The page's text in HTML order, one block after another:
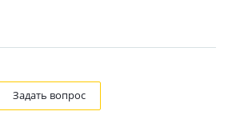
Задать вопрос